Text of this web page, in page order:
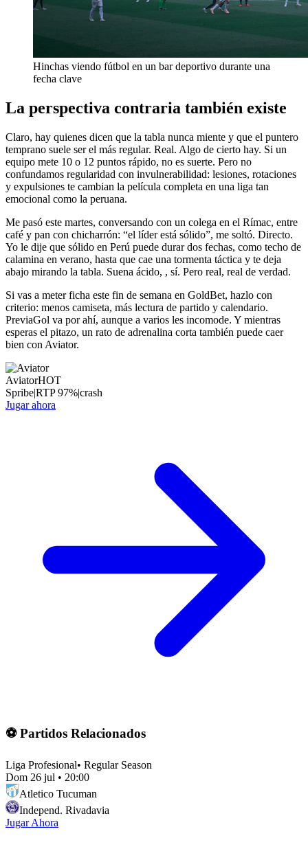
Hinchas viendo fútbol en un bar deportivo durante una
fecha clave
La perspectiva contraria también existe
Claro, hay quienes dicen que la tabla nunca miente y que el puntero
temprano suele ser el más regular. Real. Algo de cierto hay. Si un
equipo mete 10 o 12 puntos rápido, no es suerte. Pero no
confundamos regularidad con invulnerabilidad: lesiones, rotaciones
y expulsiones te cambian la película completa en una liga tan
emocional como la peruana.
Me pasó este martes, conversando con un colega en el Rímac, entre
café y pan con chicharrón: “el líder está sólido”, me soltó. Directo.
Yo le dije que sólido en Perú puede durar dos fechas, como techo de
calamina en verano, hasta que cae una tormenta táctica y te deja
abajo mirando la tabla. Suena ácido, , sí. Pero real, real de verdad.
Si vas a meter ficha este fin de semana en GoldBet, hazlo con
criterio: menos camiseta, más lectura de partido y calendario.
PreviaGol va por ahí, aunque a varios les incomode. Y mientras
esperas el pitazo, un rato de adrenalina corta también puede caer
bien con Aviator.
AviatorHOT
Spribe|RTP97%|crash
Jugar ahora
⚽ Partidos Relacionados
Liga Profesional• Regular Season
Dom 26 jul • 20:00
Atletico Tucuman
Independ. Rivadavia
Jugar Ahora